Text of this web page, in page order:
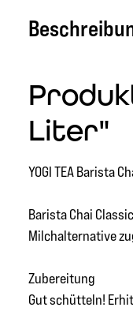
Liter"
YOGI TEA Barista
Barista Chai
Milchalternative
Zubereitung
Gut schütteln!